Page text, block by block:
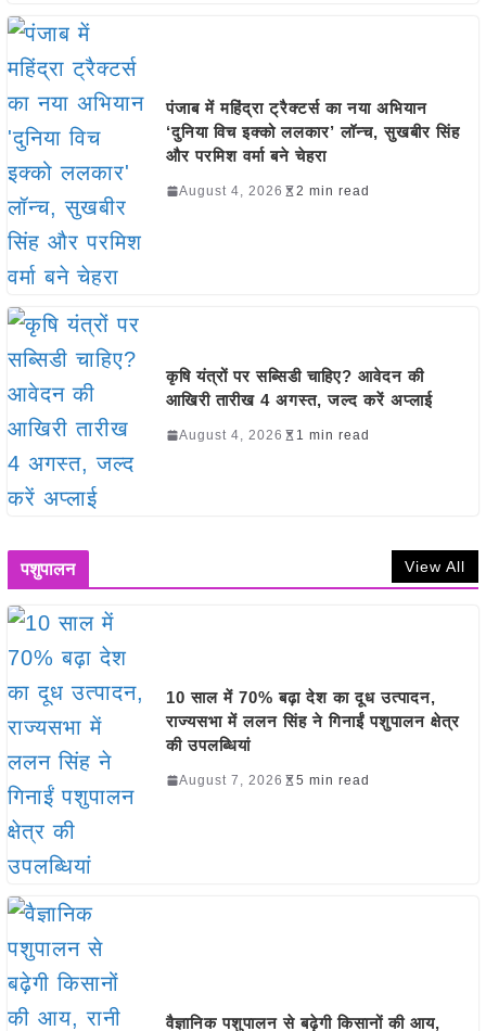
पंजाब में महिंद्रा ट्रैक्टर्स का नया अभियान
‘दुनिया विच इक्को ललकार’ लॉन्च, सुखबीर सिंह
और परमिश वर्मा बने चेहरा
August 4, 2026 2 min read
कृषि यंत्रों पर सब्सिडी चाहिए? आवेदन की
आखिरी तारीख 4 अगस्त, जल्द करें अप्लाई
August 4, 2026 1 min read
पशुपालन View All
10 साल में 70% बढ़ा देश का दूध उत्पादन,
राज्यसभा में ललन सिंह ने गिनाईं पशुपालन क्षेत्र
की उपलब्धियां
August 7, 2026 5 min read
वैज्ञानिक पशुपालन से बढ़ेगी किसानों की आय,